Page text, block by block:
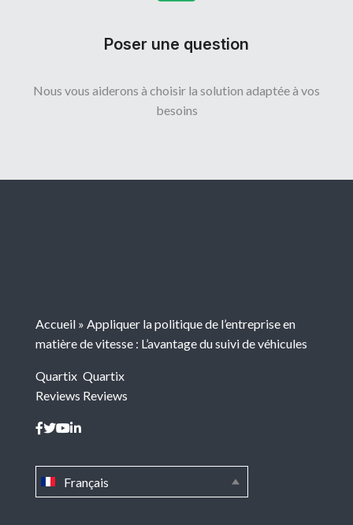
Poser une question
Nous vous aiderons à choisir la solution adaptée à vos
besoins
Français
Accueil » Appliquer la politique de l’entreprise en
matière de vitesse : L’avantage du suivi de véhicules
Quartix
Reviews
Quartix
Reviews